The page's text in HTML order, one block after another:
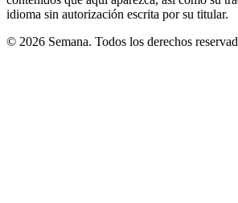
idioma sin autorización escrita por su titular.
© 2026 Semana. Todos los derechos